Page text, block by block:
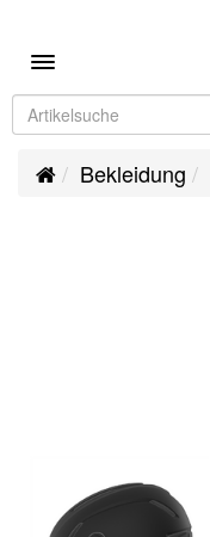
Toggle navigation
Bekleidung